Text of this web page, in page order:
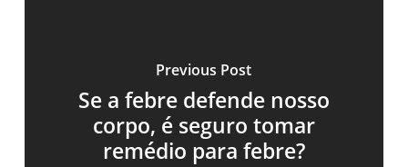
Previous Post
Se a febre defende nosso
corpo, é seguro tomar
remédio para febre?